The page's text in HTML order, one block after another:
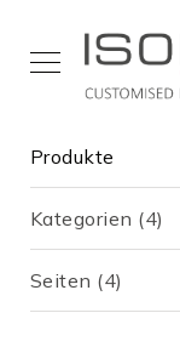
Flexbänder
und
Profile
Infrarot
Produkte
Kategorien (4)
Seiten (4)